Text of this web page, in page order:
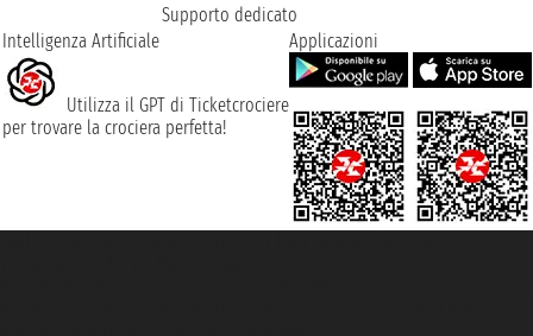
Supporto dedicato
Intelligenza Artificiale
Utilizza il GPT di Ticketcrociere
per trovare la crociera perfetta!
Applicazioni